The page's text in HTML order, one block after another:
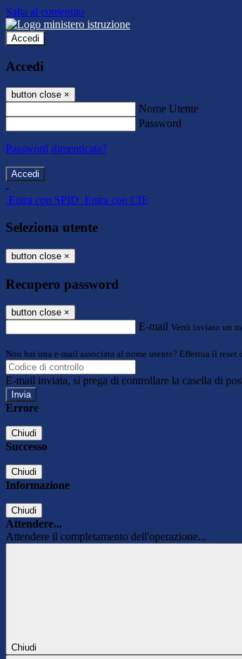
Salta al contenuto
Accedi
Accedi
button close ×
Nome Utente
Password
Password dimenticata?
-
Entra con SPID Entra con CIE
Seleziona utente
button close ×
Recupero password
button close ×
E-mail Verrà inviato un
Non hai una e-mail associata al nome utente? Effettua il reset
E-mail inviata, si prega di controllare la casella di
Errore
Chiudi
Successo
Chiudi
Informazione
Chiudi
Attendere...
Attendere il completamento dell'operazione...
Chiudi